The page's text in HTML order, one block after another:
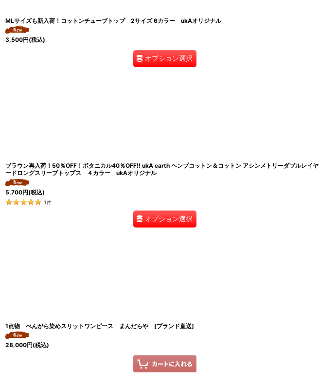
MLサイズも新入荷！コットンチューブトップ 2サイズ 6カラー ukAオリジナル
3,500円(税込)
オプション選択
ブラウン再入荷！50％OFF！ボタニカル40％OFF!! ukA earth ヘンプコットン＆コットン アシンメトリーダブルレイヤ
ードロングスリーブトップス ４カラー ukAオリジナル
5,700円(税込)
1件
オプション選択
1点物 べんがら染めスリットワンピース まんだらや [ブランド直送]
28,000円(税込)